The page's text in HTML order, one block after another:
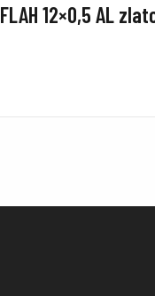
FLAH 12×0,5 AL